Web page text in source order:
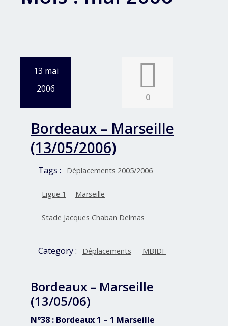
13 mai
2006
0
Bordeaux – Marseille
(13/05/2006)
Tags : Déplacements 2005/2006
Ligue 1 Marseille
Stade Jacques Chaban Delmas
Category : Déplacements MBIDF
Bordeaux – Marseille
(13/05/06)
N°38 : Bordeaux 1 – 1 Marseille